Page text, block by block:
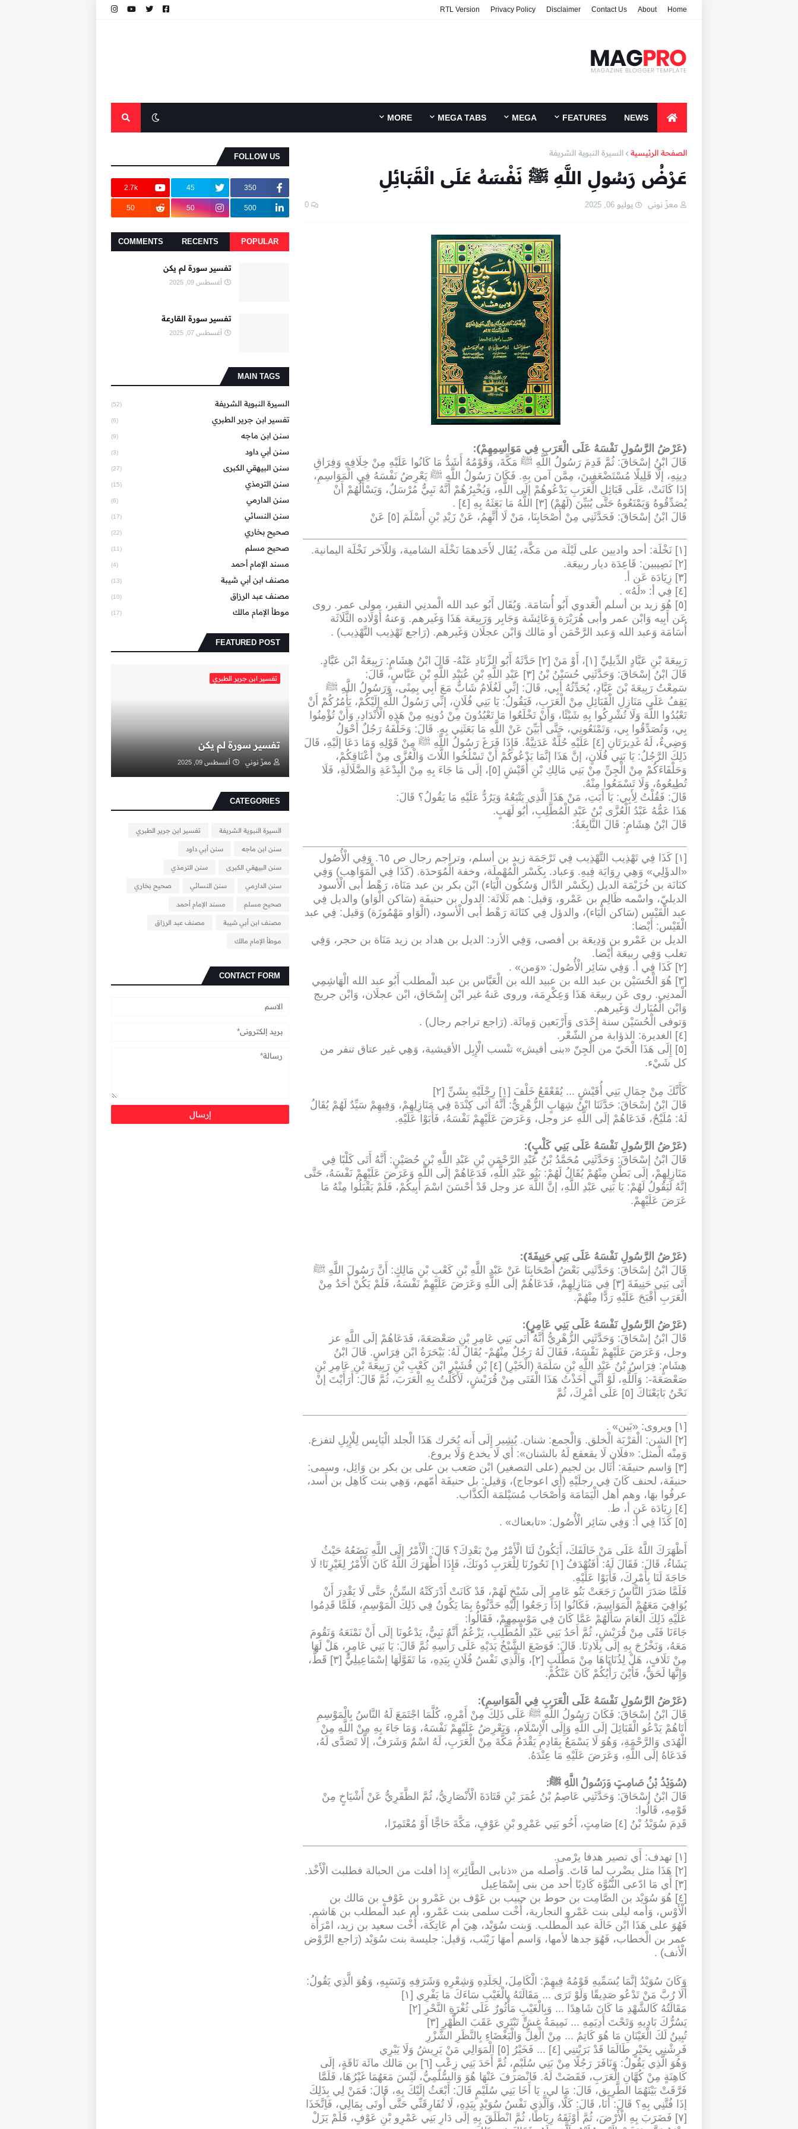
Home
About
Contact Us
Disclaimer
Privacy Policy
RTL Version
NEWS
FEATURES
MEGA
MEGA TABS
MORE
الصفحة الرئيسية السيرة النبوية الشريفة
عَرْضُ رَسُولِ اللَّهِ ﷺ نَفْسَهُ عَلَى الْقَبَائِلِ
معزّ نوني يوليو 06, 2025 0
(عَرْضُ الرَّسُولِ نَفْسَهُ عَلَى الْعَرَبِ فِي مَوَاسِمِهِمْ):
قَالَ ابْنُ إسْحَاقَ: ثُمَّ قَدِمَ رَسُولُ اللَّهِ ﷺ مَكَّةَ، وَقَوْمُهُ أَشَدُّ مَا كَانُوا عَلَيْهِ مِنْ خِلَافِهِ وَفِرَاقِ
دِينِهِ، إلَّا قَلِيلًا مُسْتَضْعَفِينَ، مِمَّن آمن بِهِ. فَكَانَ رَسُولُ اللَّهِ ﷺ يَعْرِضُ نَفْسَهُ فِي الْمَوَاسِمِ،
إذَا كَانَتْ، عَلَى قَبَائِلِ الْعَرَبِ يَدْعُوهُمْ إلَى اللَّهِ، وَيُخْبِرُهُمْ أَنَّهُ نَبِيٌّ مُرْسَلٌ، وَيَسْأَلُهُمْ أَنْ
يُصَدِّقُوهُ وَيَمْنَعُوهُ حَتَّى يُبَيِّنَ (لَهُمْ) [٣] اللَّهُ مَا بَعَثَهُ بِهِ [٤]
.
قَالَ ابْنُ إسْحَاقَ: فَحَدَّثَنِي مِنْ أَصْحَابِنَا، مَنْ لَا أَتَّهِمُ، عَنْ زَيْدِ بْنِ أَسْلَمَ [٥] عَنْ
[١] نَخْلَة: أحد واديين على لَيْلَة من مَكَّة، يُقَال لأَحَدهمَا نَخْلَة الشامية، وَللْآخر نَخْلَة اليمانية
.
[٢] نَصِيبين: قَاعِدَة ديار ربيعَة
.
[٣] زِيَادَة عَن أ
.
[٤] فِي أ: «لَهُ
» .
[٥] هُوَ زيد بن أسلم الْعَدوي أَبُو أُسَامَة. وَيُقَال أَبُو عبد الله الْمدنِي النقير، مولى عمر. روى
عَن أَبِيه وَابْن عمر وأبى هُرَيْرَة وَعَائِشَة وَجَابِر وَرَبِيعَة هَذَا وَغَيرهم. وَعنهُ أَوْلَاده الثَّلَاثَة
أُسَامَة وَعبد الله وَعبد الرَّحْمَن أَو مَالك وَابْن عجلَان وَغَيرهم. (رَاجع تَهْذِيب التَّهْذِيب) .
رَبِيعَةَ بْنِ عَبَّادٍ الدِّيلِيِّ [١]، أَوْ مَنْ [٢] حَدَّثَهُ أَبُو الزِّنَادِ عَنْهُ- قَالَ ابْنُ هِشَامٍ: رَبِيعَةُ ابْن عَبَّادٍ
.
قَالَ ابْنُ إسْحَاقَ: وَحَدَّثَنِي حُسَيْنُ بْنُ [٣] عَبْدِ اللَّهِ بْنِ عُبَيْدِ اللَّهِ بْنِ عَبَّاسٍ، قَالَ
:
سَمِعْتُ رَبِيعَةَ بْنَ عَبَّادٍ، يُحَدِّثُهُ أَبِي، قَالَ: إنِّي لَغُلَامٌ شَابٌّ مَعَ أَبِي بِمِنًى، وَرَسُولُ اللَّهِ ﷺ
يَقِفُ عَلَى مَنَازِلِ الْقَبَائِلِ مِنْ الْعَرَبِ، فَيَقُولُ: يَا بَنِي فُلَانٍ، إنِّي رَسُولُ اللَّهِ إلَيْكُمْ، يَأْمُرُكُمْ أَنْ
تَعْبُدُوا اللَّهَ وَلَا تُشْرِكُوا بِهِ شَيْئًا، وَأَنْ تَخْلَعُوا مَا تَعْبُدُونَ مِنْ دُونِهِ مِنْ هَذِهِ الْأَنْدَادِ، وَأَنْ تُؤْمِنُوا
بِي، وَتُصَدِّقُوا بِي، وَتَمْنَعُونِي، حَتَّى أُبَيِّنَ عَنْ اللَّهِ مَا بَعَثَنِي بِهِ. قَالَ: وَخَلْفَهُ رَجُلٌ أَحْوَلُ
وَضِيءٌ، لَهُ غَدِيرَتَانِ [٤] عَلَيْهِ حُلَّةٌ عَدَنِيَّةٌ. فَإِذَا فَرَغَ رَسُولُ اللَّهِ ﷺ مِنْ قَوْلِهِ وَمَا دَعَا إلَيْهِ، قَالَ
ذَلِكَ الرَّجُلُ: يَا بَنِي فُلَانٍ، إنَّ هَذَا إنَّمَا يَدْعُوكُمْ أَنْ تَسْلُخُوا اللَّاتَ وَالْعُزَّى مِنْ أَعْنَاقِكُمْ،
وَحَلْفَاءَكُمْ مِنْ الْجِنِّ مِنْ بَنِي مَالِكِ بْنِ أُقَيْشٍ [٥]، إلَى مَا جَاءَ بِهِ مِنْ الْبِدْعَةِ وَالضَّلَالَةِ، فَلَا
تُطِيعُوهُ، وَلَا تَسْمَعُوا مِنْهُ.
قَالَ: فَقُلْتُ لِأَبِي: يَا أَبَتِ، مَنْ هَذَا الَّذِي يَتْبَعُهُ وَيَرُدُّ عَلَيْهِ مَا يَقُولُ؟ قَالَ:
هَذَا عَمُّهُ عَبْدُ الْعُزَّى بْنُ عَبْدِ الْمُطَّلِبِ، أَبُو لَهَبٍ.
قَالَ ابْنُ هِشَامٍ: قَالَ النَّابِغَةُ:
[١] كَذَا فِي تَهْذِيب التَّهْذِيب فِي تَرْجَمَة زيد بن أسلم، وتراجم رجال ص ٦٥. وَفِي الْأُصُول
«الدؤَلِي» وَهِي رِوَايَة فِيهِ. وَعباد. بِكَسْر الْمُهْملَة، وخفة الْمُوَحدَة. (كَذَا فِي الْمَوَاهِب) وَفِي
كنَانَة بن خُزَيْمَة الديل (بِكَسْر الدَّال وَسُكُون الْيَاء) ابْن بكر بن عبد مَنَاة، رَهْط أَبى الْأسود
الديليّ، واسْمه ظَالِم بن عَمْرو، وَقيل: هم ثَلَاثَة: الدول بن حنيفَة (سَاكن الْوَاو) والديل فِي
عبد الْقَيْس (سَاكن الْيَاء)، والدؤل فِي كنَانَة رَهْط أَبى الْأسود، (الْوَاو مَهْمُوزَة) وَقيل: فِي عبد
الْقَيْس: أَيْضا:
الديل بن عَمْرو بن وَدِيعَة بن أفصى، وَفِي الأزد: الديل بن هداد بن زيد مَنَاة بن حجر، وَفِي
تغلب وَفِي ربيعَة أَيْضا.
[٢] كَذَا فِي أ. وَفِي سَائِر الْأُصُول: «وَمن
» .
[٣] هُوَ الْحُسَيْن بن عبد الله بن عبيد الله بن الْعَبَّاس بن عبد الْمطلب أَبُو عبد الله الْهَاشِمِي
الْمدنِي. روى عَن ربيعَة هَذَا وَعِكْرِمَة، وروى عَنهُ غير ابْن إِسْحَاق، ابْن عجلَان، وَابْن جريج
وَابْن الْمُبَارك وَغَيرهم.
وَتوفى الْحُسَيْن سنة إِحْدَى وَأَرْبَعين وَمِائَة. (رَاجع تراجم رجال) .
[٤] الغديرة: الذؤابة من الشّعْر
.
[٥] إِلَى هَذَا الْحَيّ من الْجِنّ «بنى أقيش» تنْسب الْإِبِل الأقيشية، وَهِي غير عتاق تنفر من
كل شَيْء.
كَأَنَّكَ مِنْ جِمَالِ بَنِي أُقَيْشٍ ... يُقَعْقَعُ خَلْفَ [١] رِجْلَيْهِ بِشَنِّ [٢]
قَالَ ابْنُ إسْحَاقَ: حَدَّثَنَا ابْنُ شِهَابٍ الزُّهْرِيُّ: أَنَّهُ أَتَى كِنْدَةَ فِي مَنَازِلِهِمْ، وَفِيهِمْ سَيِّدٌ لَهُمْ يُقَالُ
لَهُ: مُلَيْحٌ، فَدَعَاهُمْ إلَى اللَّهِ عز وجل، وَعَرَضَ عَلَيْهِمْ نَفْسَهُ، فَأَبَوْا عَلَيْهِ.
(عَرْضُ الرَّسُولِ نَفْسَهُ عَلَى بَنِي كَلْبٍ):
قَالَ ابْنُ إسْحَاقَ: وَحَدَّثَنِي مُحَمَّدُ بْنُ عَبْدِ الرَّحْمَنِ بْنِ عَبْدِ اللَّهِ بْنِ حُصَيْنٍ: أَنَّهُ أَتَى كَلْبًا فِي
مَنَازِلِهِمْ، إلَى بَطْنٍ مِنْهُمْ يُقَالُ لَهُمْ: بَنُو عَبْدِ اللَّهِ، فَدَعَاهُمْ إلَى اللَّهِ وَعَرَضَ عَلَيْهِمْ نَفْسَهُ، حَتَّى
إنَّهُ لَيَقُولُ لَهُمْ: يَا بَنِي عَبْدِ اللَّهِ، إنَّ اللَّهَ عز وجل قَدْ أَحْسَنَ اسْمَ أَبِيكُمْ، فَلَمْ يَقْبَلُوا مِنْهُ مَا
عَرَضَ عَلَيْهِمْ.
(عَرْضُ الرَّسُولِ نَفْسَهُ عَلَى بَنِي حَنِيفَةَ):
قَالَ ابْنُ إسْحَاقَ: وَحَدَّثَنِي بَعْضُ أَصْحَابِنَا عَنْ عَبْدِ اللَّهِ بْنِ كَعْبِ بْنِ مَالِكٍ: أَنَّ رَسُولَ اللَّهِ ﷺ
أَتَى بَنِي حَنِيفَةَ [٣] فِي مَنَازِلِهِمْ، فَدَعَاهُمْ إلَى اللَّهِ وَعَرَضَ عَلَيْهِمْ نَفْسَهُ، فَلَمْ يَكُنْ أَحَدٌ مِنْ
الْعَرَبِ أَقْبَحَ عَلَيْهِ رَدًّا مِنْهُمْ.
(عَرْضُ الرَّسُولِ نَفْسَهُ عَلَى بَنِي عَامِرٍ ):
قَالَ ابْنُ إسْحَاقَ: وَحَدَّثَنِي الزُّهْرِيُّ أَنَّهُ أَتَى بَنِي عَامِرِ بْنِ صَعْصَعَةَ، فَدَعَاهُمْ إلَى اللَّهِ عز
وجل، وَعَرَضَ عَلَيْهِمْ نَفْسَهُ، فَقَالَ لَهُ رَجُلٌ مِنْهُمْ- يُقَالُ لَهُ: بَيْحَرَةُ ابْن فِرَاسٍ. قَالَ ابْنُ
هِشَامٍ: فِرَاسُ بْنُ عَبْدِ اللَّهِ بْنِ سَلَمَةَ (الْخَيْرِ) [٤] بْنِ قُشَيْرِ ابْن كَعْبِ بْنِ رَبِيعَةَ بْنِ عَامِرِ بْنِ
صَعْصَعَةَ-: وَاَللَّهِ، لَوْ أَنِّي أَخَذْتُ هَذَا الْفَتَى مِنْ قُرَيْشٍ، لَأَكَلْتُ بِهِ الْعَرَبَ، ثُمَّ قَالَ: أَرَأَيْتَ إنْ
نَحْنُ بَايَعْنَاكَ [٥] عَلَى أَمْرِكَ، ثُمَّ
[١] ويروى: «بَين
» .
[٢] الشن: الْقرْبَة الْخلق. وَالْجمع: شنان. يُشِير إِلَى أَنه يُحَرك هَذَا الْجلد الْيَابِس لِلْإِبِلِ لتفزع
.
وَمِنْه الْمثل: «فلَان لَا يقعقع لَهُ بالشنان»: أَي لَا يخدع وَلَا يروع.
[٣] وَاسم حنيفَة: أَثَال بن لجيم (على التصغير) ابْن صَعب بن على بن بكر بن وَائِل، وسمى
:
حنيفَة، لحنف كَانَ فِي رجلَيْهِ (أَي اعوجاج)، وَقيل: بل حنيفَة أمّهم، وَهِي بنت كَاهِل بن أَسد،
عرفُوا بهَا، وهم أهل الْيَمَامَة وَأَصْحَاب مُسَيْلمَة الْكذَّاب.
[٤] زِيَادَة عَن أ، ط
.
[٥] كَذَا فِي أ: وَفِي سَائِر الْأُصُول: «تابعناك
» .
أَظْهَرَكَ اللَّهُ عَلَى مَنْ خَالَفَكَ، أَيَكُونُ لَنَا الْأَمْرُ مِنْ بَعْدِكَ؟ قَالَ: الْأَمْرُ إلَى اللَّهِ يَضَعُهُ حَيْثُ
يَشَاءُ، قَالَ: فَقَالَ لَهُ: أَفَتُهْدَفُ [١] نَحُورُنَا لِلْعَرَبِ دُونَكَ، فَإِذَا أَظْهَرَكَ اللَّهُ كَانَ الْأَمْرُ لِغَيْرِنَا! لَا
حَاجَةَ لَنَا بِأَمْرِكَ، فَأَبَوْا عَلَيْهِ.
فَلَمَّا صَدَرَ النَّاسُ رَجَعَتْ بَنُو عَامِرٍ إلَى شَيْخٍ لَهُمْ، قَدْ كَانَتْ أَدْرَكَتْهُ السِّنُّ، حَتَّى لَا يَقْدِرَ أَنْ
يُوَافِيَ مَعَهُمْ الْمَوَاسِمَ، فَكَانُوا إذَا رَجَعُوا إلَيْهِ حَدَّثُوهُ بِمَا يَكُونُ فِي ذَلِكَ الْمَوْسِمِ، فَلَمَّا قَدِمُوا
عَلَيْهِ ذَلِكَ الْعَامَ سَأَلَهُمْ عَمَّا كَانَ فِي مَوْسِمِهِمْ، فَقَالُوا :
جَاءَنَا فَتًى مِنْ قُرَيْشٍ، ثُمَّ أَحَدُ بَنِي عَبْدِ الْمُطَّلِبِ، يَزْعُمُ أَنَّهُ نَبِيٌّ، يَدْعُونَا إلَى أَنْ نَمْنَعَهُ وَنَقُومَ
مَعَهُ، وَنَخْرُجَ بِهِ إلَى بِلَادِنَا. قَالَ: فَوَضَعَ الشَّيْخُ يَدَيْهِ عَلَى رَأْسِهِ ثُمَّ قَالَ: يَا بَنِي عَامِرٍ، هَلْ لَهَا
مِنْ تَلَافٍ، هَلْ لِذُنَابَاهَا مِنْ مَطْلَبٍ [٢]، وَاَلَّذِي نَفْسُ فُلَانٍ بِيَدِهِ، مَا تَقَوَّلَهَا إسْمَاعِيلِيٌّ [٣] قَطُّ،
وَإِنَّهَا لَحَقٌّ، فَأَيْنَ رَأْيُكُمْ كَانَ عَنْكُمْ.
(عَرْضُ الرَّسُولِ نَفْسَهُ عَلَى الْعَرَبِ فِي الْمَوَاسِمِ):
قَالَ ابْنُ إسْحَاقَ: فَكَانَ رَسُولُ اللَّهِ ﷺ عَلَى ذَلِكَ مِنْ أَمْرِهِ، كُلَّمَا اجْتَمَعَ لَهُ النَّاسُ بِالْمَوْسِمِ
أَتَاهُمْ يَدْعُو الْقَبَائِلَ إلَى اللَّهِ وَإِلَى الْإِسْلَامِ، وَيَعْرِضُ عَلَيْهِمْ نَفْسَهُ، وَمَا جَاءَ بِهِ مِنْ اللَّهِ مِنْ
الْهُدَى وَالرَّحْمَةِ، وَهُوَ لَا يَسْمَعُ بِقَادِمِ يَقْدَمُ مَكَّةَ مِنْ الْعَرَبِ، لَهُ اسْمٌ وَشَرَفٌ، إلَّا تَصَدَّى لَهُ،
فَدَعَاهُ إلَى اللَّهِ، وَعَرَضَ عَلَيْهِ مَا عِنْدَهُ.
(سُوَيْدُ بْنُ صَامِتٍ وَرَسُولُ اللَّهِ ﷺ:
قَالَ ابْنُ إسْحَاقَ: وَحَدَّثَنِي عَاصِمُ بْنُ عُمَرَ بْنِ قَتَادَةَ الْأَنْصَارِيُّ، ثُمَّ الظَّفَرِيُّ عَنْ أَشْيَاخٍ مِنْ
قَوْمِهِ، قَالُوا :
قَدِمَ سُوَيْدُ بْنُ [٤] صَامِتٍ، أَخُو بَنِي عَمْرِو بْنِ عَوْفٍ، مَكَّةَ حَاجًّا أَوْ مُعْتَمِرًا،
[١] تهدف: أَي تصير هدفا يرْمى
.
[٢] هَذَا مثل يضْرب لما فَاتَ. وَأَصله من «ذنابى الطَّائِر» إِذا أفلت من الحبالة فطلبت الْأَخْذ
.
[٣] أَي مَا ادّعى النُّبُوَّة كَاذِبًا أحد من بنى إِسْمَاعِيل
[٤] هُوَ سُوَيْد بن الصَّامِت بن حوط بن حبيب بن عَوْف بن عَمْرو بن عَوْف بن مَالك بن
الْأَوْس، وَأمه ليلى بنت عَمْرو النجارية، أُخْت سلمى بنت عَمْرو، أم عبد الْمطلب بن هَاشم.
فَهُوَ على هَذَا ابْن خَالَة عبد الْمطلب. وَبنت سُوَيْد، هِيَ أم عَاتِكَة، أُخْت سعيد بن زيد، امْرَأَة
عمر بن الْخطاب، فَهُوَ جدها لأمها، وَاسم أمهَا زَيْنَب، وَقيل: جليسة بنت سُوَيْد (رَاجع الرَّوْض
الْأنف) .
وَكَانَ سُوَيْدُ إنَّمَا يُسَمِّيهِ قَوْمُهُ فِيهِمْ: الْكَامِلَ، لِجَلَدِهِ وَشِعْرِهِ وَشَرَفِهِ وَنَسَبِهِ، وَهُوَ الَّذِي يَقُولُ:
أَلَا رُبَّ مَنْ تَدْعُو صَدِيقًا وَلَوْ تَرَى ... مَقَالَتَهُ بِالْغَيْبِ سَاءَكَ مَا يَفْرِي [١]
مَقَالَتُهُ كَالشَّهْدِ مَا كَانَ شَاهِدًا ... وَبِالْغَيْبِ مَأْثُورٌ عَلَى ثُغْرَةِ النَّحْرِ [٢]
يَسُرُّكَ بَادِيهِ وَتَحْتَ أَدِيَمِهِ ... نَمِيمَةُ غِشٍّ تَبْتَرِي عَقَبَ الظَّهْرِ [٣]
تُبِينُ لَكَ الْعَيْنَانِ مَا هُوَ كَاتِمٌ ... مِنْ الْغِلِّ وَالْبَغْضَاءِ بِالنَّظَرِ الشَّزْرِ
فَرِشْنِي بِخَيْرٍ طَالَمَا قَدْ بَرَيْتنِي [٤] ... فَخَيْرُ [٥] الْمَوَالِي مَنْ يَرِيشُ وَلَا يَبْرِي
وَهُوَ الَّذِي يَقُولُ: وَنَافَرَ رَجُلًا مِنْ بَنِي سُلَيْمٍ، ثُمَّ أَحَدَ بَنِي زِعْبِ [٦] بن مَالك مائَة نَاقَةٍ، إلَى
كَاهِنَةٍ مِنْ كُهَّانِ الْعَرَبِ، فَقَضَتْ لَهُ. فَانْصَرَفَ عَنْهَا هُوَ وَالسُّلَمِيُّ، لَيْسَ مَعَهُمَا غَيْرُهَا، فَلَمَّا
فَرَّقَتْ بَيْنَهُمَا الطَّرِيق، قَالَ: مَا لي، يَا أَخَا بَنِي سُلَيْمٍ قَالَ: أَبْعَثُ إلَيْكَ بِهِ، قَالَ: فَمَنْ لِي بِذَلِكَ
إذَا فُتَّنِي بِهِ؟ قَالَ: أَنَا، قَالَ: كَلَّا، وَاَلَّذِي نَفْسُ سُوَيْدٍ بِيَدِهِ، لَا تُفَارِقَنِّي حَتَّى أُوتَى بِمَالِي، فَاِتَّخَذَا
[٧] فَضَرَبَ بِهِ الْأَرْضَ، ثُمَّ أَوْثَقَهُ رِبَاطًا، ثُمَّ انْطَلَقَ بِهِ إلَى دَارِ بَنِي عَمْرِو بْنِ عَوْفٍ، فَلَمْ يَزَلْ
FOLLOW US
350
45
2.7k
500
50
50
POPULAR
RECENTS
COMMENTS
تفسير سورة لم يكن
أغسطس 09, 2025
تفسير سورة القارعة
أغسطس 07, 2025
MAIN TAGS
السيرة النبوية الشريفة (52)
تفسير ابن جرير الطبري (6)
سنن ابن ماجه (9)
سنن أبي داود (3)
سنن البيهقي الكبرى (27)
سنن الترمذي (15)
سنن الدارمي (6)
سنن النسائي (17)
صحيح بخاري (22)
صحيح مسلم (11)
مسند الإمام أحمد (4)
مصنف ابن أبي شيبة (13)
مصنف عبد الرزاق (10)
موطأ الإمام مالك (17)
FEATURED POST
تفسير ابن جرير الطبري
تفسير سورة لم يكن
معزّ نوني أغسطس 09, 2025
CATEGORIES
السيرة النبوية الشريفة تفسير ابن جرير الطبري
سنن ابن ماجه سنن أبي داود
سنن البيهقي الكبرى سنن الترمذي
سنن الدارمي سنن النسائي صحيح بخاري
صحيح مسلم مسند الإمام أحمد
مصنف ابن أبي شيبة مصنف عبد الرزاق
موطأ الإمام مالك
CONTACT FORM